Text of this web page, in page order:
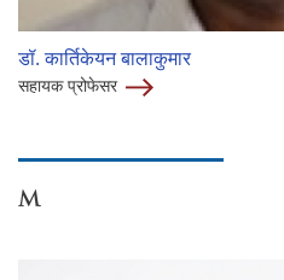
डॉ. कार्तिकेयन बालाकुमार
सहायक प्रोफेसर
M